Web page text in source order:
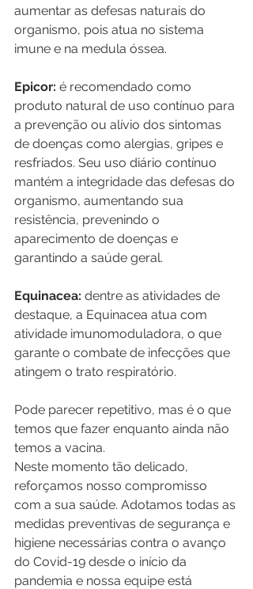
aumentar as defesas naturais do
organismo, pois atua no sistema
imune e na medula óssea.
Epicor: é recomendado como
produto natural de uso contínuo para
a prevenção ou alívio dos sintomas
de doenças como alergias, gripes e
resfriados. Seu uso diário contínuo
mantém a integridade das defesas do
organismo, aumentando sua
resistência, prevenindo o
aparecimento de doenças e
garantindo a saúde geral.
Equinacea: dentre as atividades de
destaque, a Equinacea atua com
atividade imunomoduladora, o que
garante o combate de infecções que
atingem o trato respiratório.
Pode parecer repetitivo, mas é o que
temos que fazer enquanto ainda não
temos a vacina.
Neste momento tão delicado,
reforçamos nosso compromisso
com a sua saúde. Adotamos todas as
medidas preventivas de segurança e
higiene necessárias contra o avanço
do Covid-19 desde o início da
pandemia e nossa equipe está